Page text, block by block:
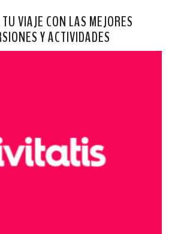
VIAJE CON LAS MEJORES
Y ACTIVIDADES